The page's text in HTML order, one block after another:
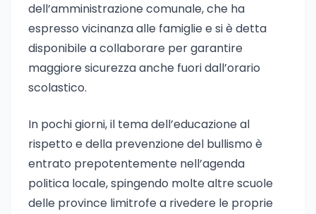
dell’amministrazione comunale, che ha
espresso vicinanza alle famiglie e si è detta
disponibile a collaborare per garantire
maggiore sicurezza anche fuori dall’orario
scolastico.
In pochi giorni, il tema dell’educazione al
rispetto e della prevenzione del bullismo è
entrato prepotentemente nell’agenda
politica locale, spingendo molte altre scuole
delle province limitrofe a rivedere le proprie